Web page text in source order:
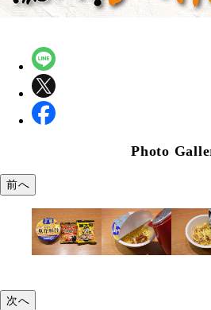
Photo
前へ
次へ